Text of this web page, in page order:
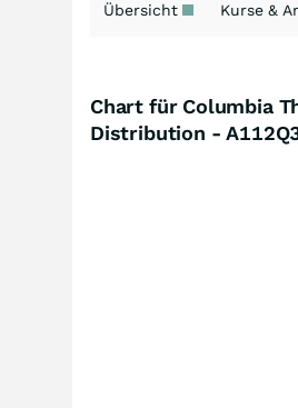
Übersicht Kurse &
Chart für Columbia
Distribution -